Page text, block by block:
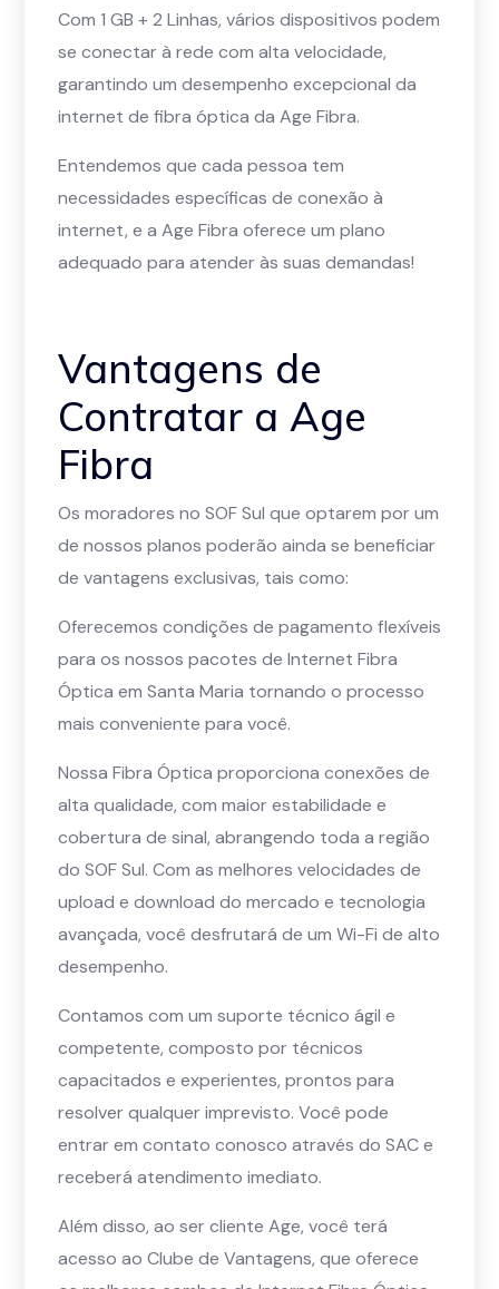
Com 1 GB + 2 Linhas, vários dispositivos podem
se conectar à rede com alta velocidade,
garantindo um desempenho excepcional da
internet de fibra óptica da Age Fibra.
Entendemos que cada pessoa tem
necessidades específicas de conexão à
internet, e a Age Fibra oferece um plano
adequado para atender às suas demandas!
Vantagens de
Contratar a Age
Fibra
Os moradores no SOF Sul que optarem por um
de nossos planos poderão ainda se beneficiar
de vantagens exclusivas, tais como:
Oferecemos condições de pagamento flexíveis
para os nossos pacotes de Internet Fibra
Óptica em Santa Maria tornando o processo
mais conveniente para você.
Nossa Fibra Óptica proporciona conexões de
alta qualidade, com maior estabilidade e
cobertura de sinal, abrangendo toda a região
do SOF Sul. Com as melhores velocidades de
upload e download do mercado e tecnologia
avançada, você desfrutará de um Wi-Fi de alto
desempenho.
Contamos com um suporte técnico ágil e
competente, composto por técnicos
capacitados e experientes, prontos para
resolver qualquer imprevisto. Você pode
entrar em contato conosco através do SAC e
receberá atendimento imediato.
Além disso, ao ser cliente Age, você terá
acesso ao Clube de Vantagens, que oferece